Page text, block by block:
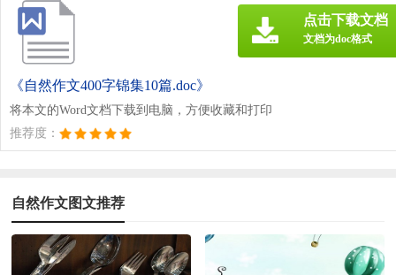
《自然作文400字锦集10篇.doc》
将本文的Word文档下载到电脑，方便收藏和打印
推荐度：
点击下载文档
文档为doc格式
自然作文图文推荐